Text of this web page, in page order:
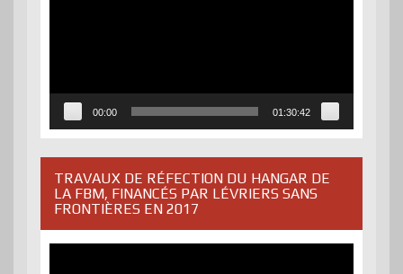
00:00 01:30:42
TRAVAUX DE RÉFECTION DU HANGAR DE
LA FBM, FINANCÉS PAR LÉVRIERS SANS
FRONTIÈRES EN 2017